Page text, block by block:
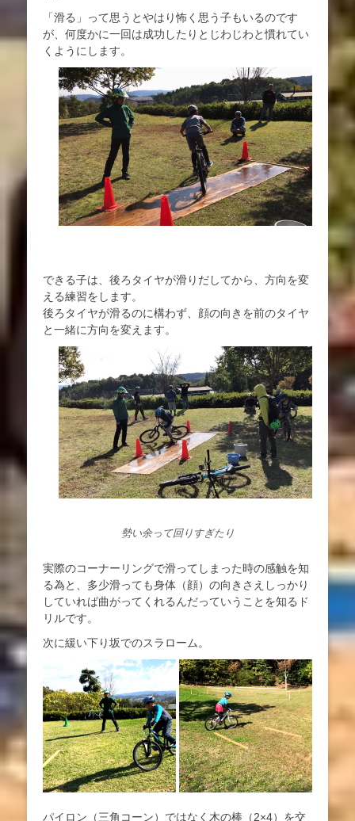
「滑る」って思うとやはり怖く思う子もいるのです
が、何度かに一回は成功したりとじわじわと慣れてい
くようにします。
できる子は、後ろタイヤが滑りだしてから、方向を変
える練習をします。
後ろタイヤが滑るのに構わず、顔の向きを前のタイヤ
と一緒に方向を変えます。
勢い余って回りすぎたり
実際のコーナーリングで滑ってしまった時の感触を知
る為と、多少滑っても身体（顔）の向きさえしっかり
していれば曲がってくれるんだっていうことを知るド
リルです。
次に緩い下り坂でのスラローム。
パイロン（三角コーン）ではなく木の棒（2×4）を交